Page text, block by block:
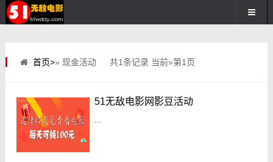
首页>» 现金活动 共1条记录 当前»第1页
51无敌电影网影豆活动